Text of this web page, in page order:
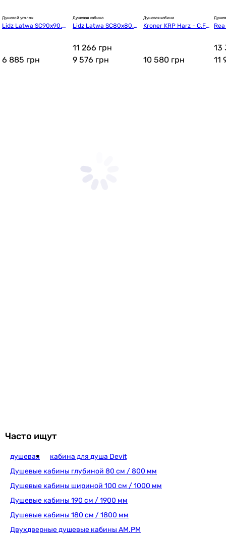
Душевой уголок
Lidz Latwa SC90x90.S
6 885 грн
Душевая кабина
Lidz Latwa SC80x80.S
T80x80x26 (LLSC808
0SATMIDGR2SET)
11 266 грн
9 576 грн
Душевая кабина
Kroner KRP Harz - C.F.
10 580 грн
13
11
Часто ищут
душевая
кабина для душа Devit
Душевые кабины глубиной 80 см / 800 мм
Душевые кабины шириной 100 см / 1000 мм
Душевые кабины 190 см / 1900 мм
Душевые кабины 180 см / 1800 мм
Двухдверные душевые кабины AM.PM